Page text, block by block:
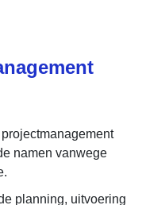
namen vanwege
planning, uitvoering